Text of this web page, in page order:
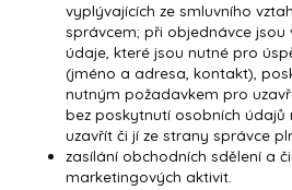
vyplývajících ze smluvního
správcem; při objednávce
údaje, které jsou nutné pro
(jméno a adresa, kontakt),
nutným požadavkem pro
bez poskytnutí osobních údajů
uzavřít či jí ze strany správce
zasílání obchodních sdělení a
marketingových aktivit.